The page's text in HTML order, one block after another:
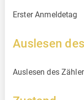
Erster Anmeldetag
Auslesen
Auslesen des